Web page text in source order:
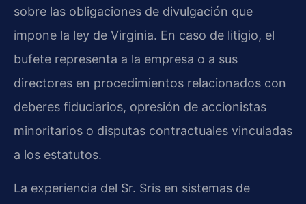
sobre las obligaciones de divulgación que
impone la ley de Virginia. En caso de litigio, el
bufete representa a la empresa o a sus
directores en procedimientos relacionados con
deberes fiduciarios, opresión de accionistas
minoritarios o disputas contractuales vinculadas
a los estatutos.
La experiencia del Sr. Sris en sistemas de